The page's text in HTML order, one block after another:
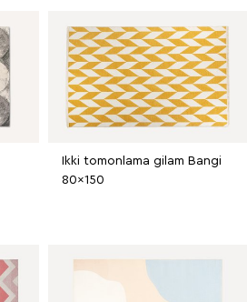
Ikki tomonlama gilam Bangi
80x150